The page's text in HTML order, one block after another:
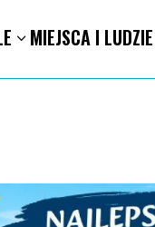
MIEJSCA I LUDZIE